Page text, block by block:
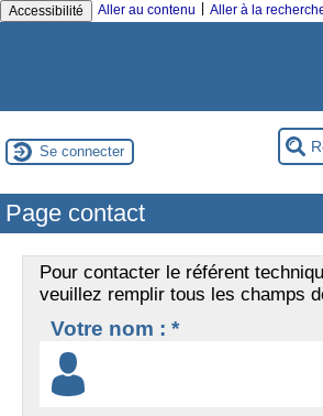
Accessibilité Aller au contenu Aller à la
Se connecter
Page contact
Pour contacter le référent
veuillez remplir tous les champs
Votre nom : *